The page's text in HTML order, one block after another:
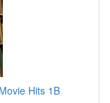
Hits 1B